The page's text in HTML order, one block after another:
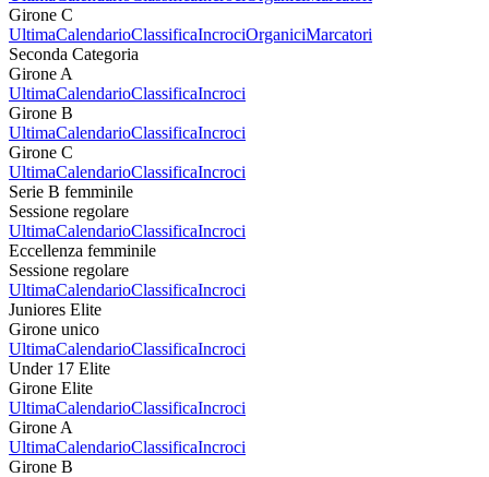
Girone C
UltimaCalendarioClassificaIncrociOrganiciMarcatori
Seconda Categoria
Girone A
UltimaCalendarioClassificaIncroci
Girone B
UltimaCalendarioClassificaIncroci
Girone C
UltimaCalendarioClassificaIncroci
Serie B femminile
Sessione regolare
UltimaCalendarioClassificaIncroci
Eccellenza femminile
Sessione regolare
UltimaCalendarioClassificaIncroci
Juniores Elite
Girone unico
UltimaCalendarioClassificaIncroci
Under 17 Elite
Girone Elite
UltimaCalendarioClassificaIncroci
Girone A
UltimaCalendarioClassificaIncroci
Girone B